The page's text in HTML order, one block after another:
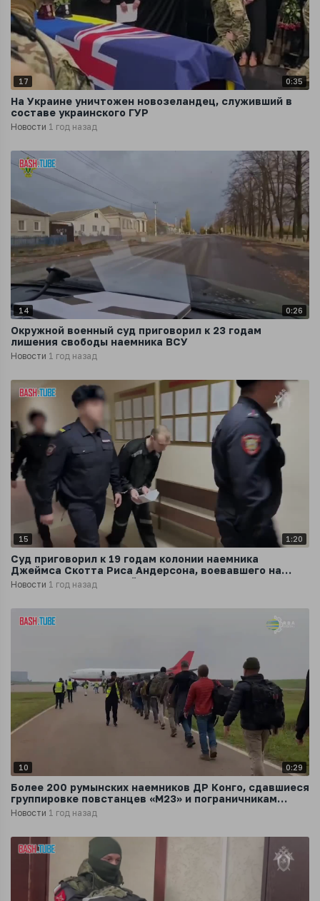
17 0:35
На Украине уничтожен новозеландец, служивший в
составе украинского ГУР
Новости 1 год назад
14 0:26
Окружной военный суд приговорил к 23 годам
лишения свободы наемника ВСУ
Новости 1 год назад
15 1:20
Суд приговорил к 19 годам колонии наемника
Джеймса Скотта Риса Андерсона, воевавшего на
стороне ВСУ в Курской области
Новости 1 год назад
10 0:29
Более 200 румынских наемников ДР Конго, сдавшиеся
группировке повстанцев «М23» и пограничникам
Руанды, отправились в Румынию
Новости 1 год назад